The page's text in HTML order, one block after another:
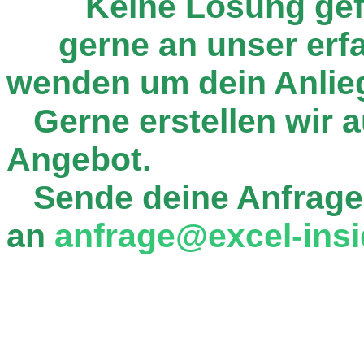
gerne an unser
wenden um dein
Gerne erstellen wir
Angebot.
Sende deine
an anfrage@excel-